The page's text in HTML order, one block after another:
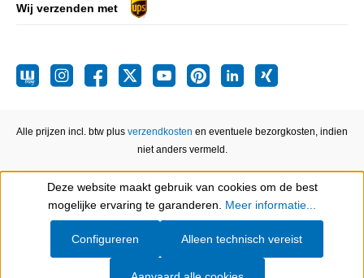
Wij verzenden met
Alle prijzen incl. btw plus verzendkosten en eventuele bezorgkosten, indien
niet anders vermeld.
Show toolbar
Deze website maakt gebruik van cookies om de best
mogelijke ervaring te garanderen. Meer informatie...
Alleen technisch vereist
Configureren